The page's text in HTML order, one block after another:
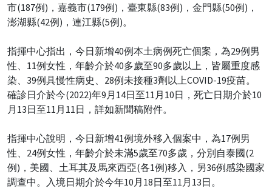
市(187例)，嘉義市(179例)，臺東縣(83例)，金門縣(50例)，
澎湖縣(42例)，連江縣(5例)。
指揮中心指出，今日新增40例本土病例死亡個案，為29例男
性、11例女性，年齡介於40多歲至90多歲以上，皆屬重度感
染、39例具慢性病史、28例未接種3劑以上COVID-19疫苗。
確診日介於今(2022)年9月14日至11月10日，死亡日期介於10
月13日至11月11日，詳如新聞稿附件。
指揮中心說明，今日新增41例境外移入個案中，為17例男
性、24例女性，年齡介於未滿5歲至70多歲，分別自泰國(2
例)，美國、土耳其及馬來西亞(各1例)移入，另36例感染國家
調查中。入境日期介於今年10月18日至11月13日。